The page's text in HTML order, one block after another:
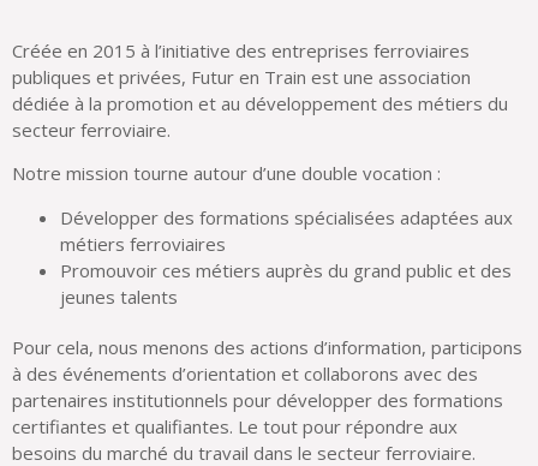
Créée en 2015 à l’initiative des entreprises ferroviaires
publiques et privées, Futur en Train est une association
dédiée à la promotion et au développement des métiers du
secteur ferroviaire.
Notre mission tourne autour d’une double vocation :
Développer des formations spécialisées adaptées aux
métiers ferroviaires
Promouvoir ces métiers auprès du grand public et des
jeunes talents
Pour cela, nous menons des actions d’information, participons
à des événements d’orientation et collaborons avec des
partenaires institutionnels pour développer des formations
certifiantes et qualifiantes. Le tout pour répondre aux
besoins du marché du travail dans le secteur ferroviaire.